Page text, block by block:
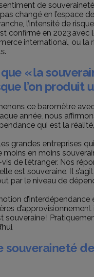
de
changé en l’espace
l’intensité de
confirmé en 2023
international, ou la
« la
l’on produit
ce baromètre
année, nous
qui est la
grandes entreprises
en moins
de l’étranger. Nos
est souveraine. Il
par le niveau de
souveraine !
souveraineté